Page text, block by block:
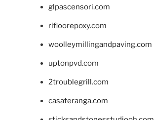
glpascensori.com
rifloorepoxy.com
woolleymillingandpaving.com
uptonpvd.com
2troublegrill.com
casateranga.com